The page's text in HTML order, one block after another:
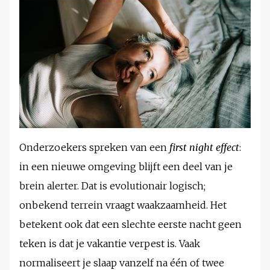
Onderzoekers spreken van een first night effect:
in een nieuwe omgeving blijft een deel van je
brein alerter. Dat is evolutionair logisch;
onbekend terrein vraagt waakzaamheid. Het
betekent ook dat een slechte eerste nacht geen
teken is dat je vakantie verpest is. Vaak
normaliseert je slaap vanzelf na één of twee